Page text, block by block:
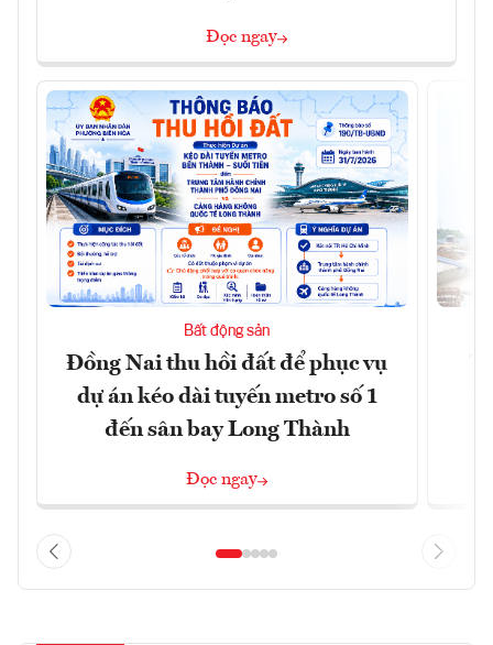
Đọc ngay
Bất động sản
Đồng Nai thu hồi đất để phục vụ
dự án kéo dài tuyến metro số 1
đến sân bay Long Thành
Đọc ngay